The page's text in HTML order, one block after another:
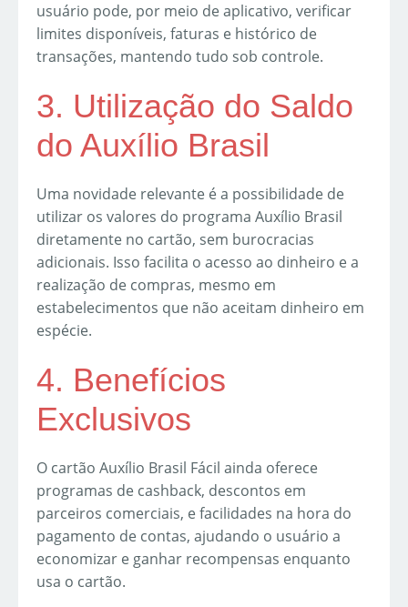
usuário pode, por meio de aplicativo, verificar
limites disponíveis, faturas e histórico de
transações, mantendo tudo sob controle.
3. Utilização do Saldo
do Auxílio Brasil
Uma novidade relevante é a possibilidade de
utilizar os valores do programa Auxílio Brasil
diretamente no cartão, sem burocracias
adicionais. Isso facilita o acesso ao dinheiro e a
realização de compras, mesmo em
estabelecimentos que não aceitam dinheiro em
espécie.
4. Benefícios
Exclusivos
O cartão Auxílio Brasil Fácil ainda oferece
programas de cashback, descontos em
parceiros comerciais, e facilidades na hora do
pagamento de contas, ajudando o usuário a
economizar e ganhar recompensas enquanto
usa o cartão.